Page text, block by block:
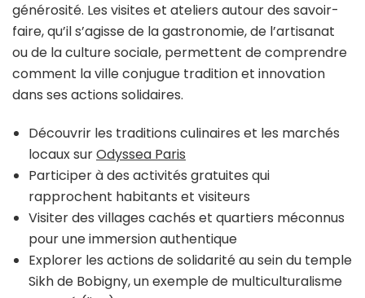
générosité. Les visites et ateliers autour des savoir-
faire, qu’il s’agisse de la gastronomie, de l’artisanat
ou de la culture sociale, permettent de comprendre
comment la ville conjugue tradition et innovation
dans ses actions solidaires.
Découvrir les traditions culinaires et les marchés
locaux surOdyssea Paris
Participer à des activités gratuites qui
rapprochent habitants et visiteurs
Visiter des villages cachés et quartiers méconnus
pour une immersion authentique
Explorer les actions de solidarité au sein du temple
Sikh de Bobigny, un exemple de multiculturalisme